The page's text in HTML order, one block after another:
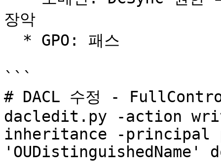
장악
```
# DACL 수정 -
dacledit.py -action
inheritance -principal
'OUDistinguishedName'